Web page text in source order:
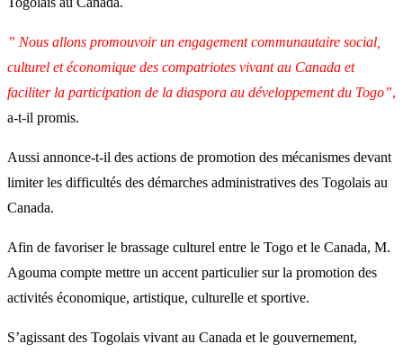
” Nous allons promouvoir un engagement communautaire social,
culturel et économique des compatriotes vivant au Canada et
faciliter la participation de la diaspora au développement du Togo”,
a-t-il promis.
Aussi annonce-t-il des actions de promotion des mécanismes devant
limiter les difficultés des démarches administratives des Togolais au
Canada.
Afin de favoriser le brassage culturel entre le Togo et le Canada, M.
Agouma compte mettre un accent particulier sur la promotion des
activités économique, artistique, culturelle et sportive.
S’agissant des Togolais vivant au Canada et le gouvernement,